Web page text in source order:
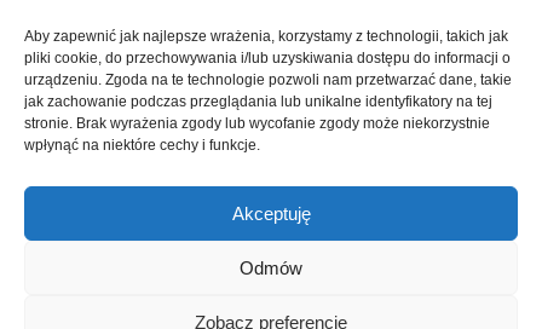
Aby zapewnić jak najlepsze wrażenia, korzystamy z technologii, takich jak
pliki cookie, do przechowywania i/lub uzyskiwania dostępu do informacji o
urządzeniu. Zgoda na te technologie pozwoli nam przetwarzać dane, takie
jak zachowanie podczas przeglądania lub unikalne identyfikatory na tej
stronie. Brak wyrażenia zgody lub wycofanie zgody może niekorzystnie
wpłynąć na niektóre cechy i funkcje.
Akceptuję
Odmów
Zobacz preferencje